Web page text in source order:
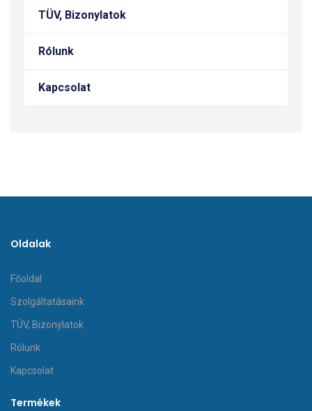
TÜV, Bizonylatok
Rólunk
Kapcsolat
Oldalak
Főoldal
Szolgáltatásaink
TÜV, Bizonylatok
Rólunk
Kapcsolat
Termékek